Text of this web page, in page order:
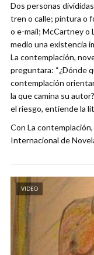
Dos personas
tren o calle; pintura o
o e-mail; McCartney o
medio una existencia
La contemplación,
preguntara: “¿Dónde
contemplación
la que camina su
el riesgo, entiende la
Con La
Internacional de
VIDEO